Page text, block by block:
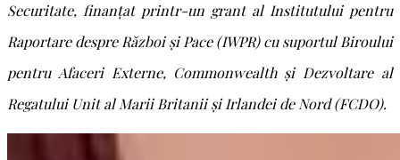
Securitate, finanțat printr-un grant al Institutului pentru
Raportare despre Război și Pace (IWPR) cu suportul Biroului
pentru Afaceri Externe, Commonwealth și Dezvoltare al
Regatului Unit al Marii Britanii și Irlandei de Nord (FCDO).